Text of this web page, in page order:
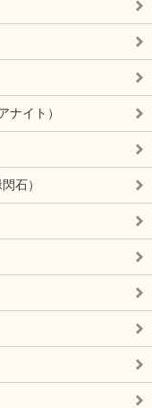
ナイト）
石）